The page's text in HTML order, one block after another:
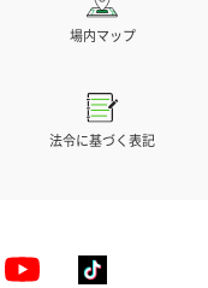
場内マップ
法令に基づく表記